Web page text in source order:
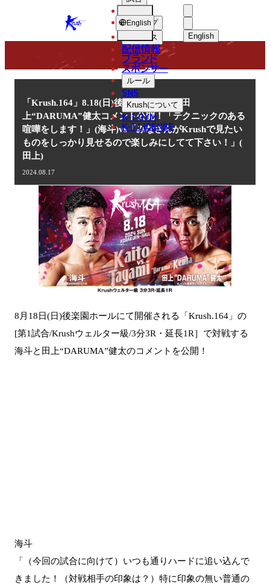
KRUSH English
中文（简体
中文（繁體
ショップ
ニュース
配信情報
ブランド
スポンサー
ルール
SNS
Krushについて
K-1 GYM
K-1 LICENSE
English
NEWS
ニュース
「Krush.164」8.18(日)後楽園 海斗 vs 田
上“DARUMA”健太コメント公開！「テクニックのある
喧嘩をします！」(海斗)vs「みなさんがKrushで見たい
ものをしっかり見せるので楽しみにしてて下さい！」(
田上)
2024.08.17
8月18日(日)後楽園ホールにて開催される「Krush.164」の
[第1試合/Krushウェルター級/3分3R・延長1R］で対戦する
海斗と田上“DARUMA”健太のコメントを公開！
海斗
「（今回の試合に向けて）いつも通りハードに追い込んで
きました！（対戦相手の印象は？）特に印象の無い普通の